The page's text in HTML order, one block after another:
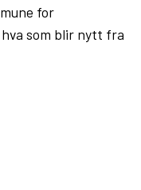
for
hva som blir nytt fra